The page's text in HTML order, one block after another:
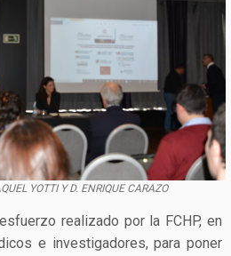
D. ENRIQUE CARAZO
realizado por la FCHP, en
e investigadores, para poner